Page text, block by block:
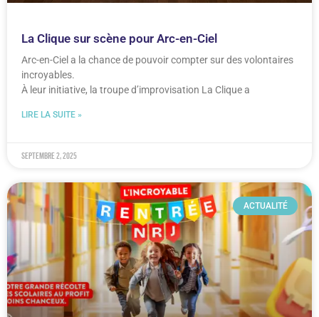
La Clique sur scène pour Arc-en-Ciel
Arc-en-Ciel a la chance de pouvoir compter sur des volontaires
incroyables.
À leur initiative, la troupe d’improvisation La Clique a
LIRE LA SUITE »
septembre 2, 2025
ACTUALITÉ